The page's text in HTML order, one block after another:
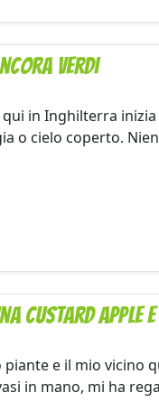
verdi
in Inghilterra
o cielo coperto.
Custard Apple
e il mio vicino
in mano, mi ha